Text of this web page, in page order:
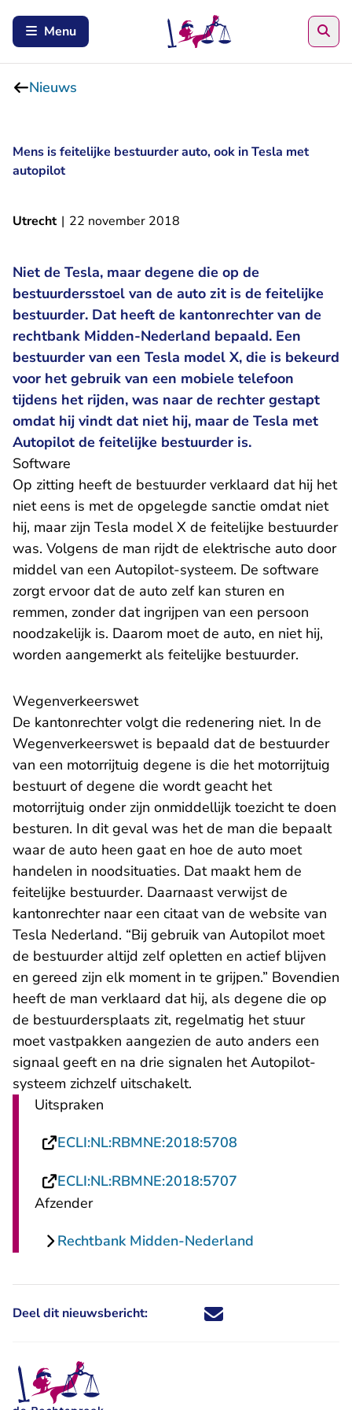
Menu
Nieuws
Mens is feitelijke bestuurder auto, ook in Tesla met
autopilot
Utrecht | 22 november 2018
Niet de Tesla, maar degene die op de
bestuurdersstoel van de auto zit is de feitelijke
bestuurder. Dat heeft de kantonrechter van de
rechtbank Midden-Nederland bepaald. Een
bestuurder van een Tesla model X, die is bekeurd
voor het gebruik van een mobiele telefoon
tijdens het rijden, was naar de rechter gestapt
omdat hij vindt dat niet hij, maar de Tesla met
Autopilot de feitelijke bestuurder is.
Software
Op zitting heeft de bestuurder verklaard dat hij het
niet eens is met de opgelegde sanctie omdat niet
hij, maar zijn Tesla model X de feitelijke bestuurder
was. Volgens de man rijdt de elektrische auto door
middel van een Autopilot-systeem. De software
zorgt ervoor dat de auto zelf kan sturen en
remmen, zonder dat ingrijpen van een persoon
noodzakelijk is. Daarom moet de auto, en niet hij,
worden aangemerkt als feitelijke bestuurder.
Wegenverkeerswet
De kantonrechter volgt die redenering niet. In de
Wegenverkeerswet is bepaald dat de bestuurder
van een motorrijtuig degene is die het motorrijtuig
bestuurt of degene die wordt geacht het
motorrijtuig onder zijn onmiddellijk toezicht te doen
besturen. In dit geval was het de man die bepaalt
waar de auto heen gaat en hoe de auto moet
handelen in noodsituaties. Dat maakt hem de
feitelijke bestuurder. Daarnaast verwijst de
kantonrechter naar een citaat van de website van
Tesla Nederland. “Bij gebruik van Autopilot moet
de bestuurder altijd zelf opletten en actief blijven
en gereed zijn elk moment in te grijpen.” Bovendien
heeft de man verklaard dat hij, als degene die op
de bestuurdersplaats zit, regelmatig het stuur
moet vastpakken aangezien de auto anders een
signaal geeft en na drie signalen het Autopilot-
systeem zichzelf uitschakelt.
Uitspraken
ECLI:NL:RBMNE:2018:5708
ECLI:NL:RBMNE:2018:5707
Afzender
Rechtbank Midden-Nederland
Deel dit nieuwsbericht: Deel dit nieuwsbericht via X -
Deel dit nieuwsbericht via
Deel dit nieuwsbericht
Deel dit